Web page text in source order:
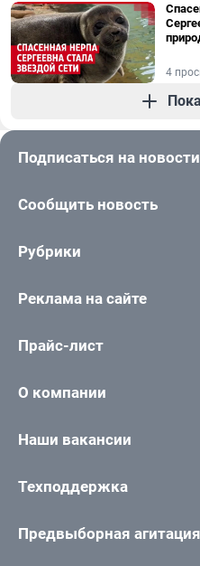
4
Подписаться на новости
Сообщить новость
Рубрики
Реклама на сайте
Прайс-лист
О компании
Наши вакансии
Техподдержка
Предвыборная агитация